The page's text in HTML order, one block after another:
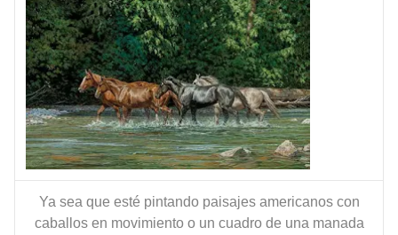
Ya sea que esté pintando paisajes americanos con
caballos en movimiento o un cuadro de una manada